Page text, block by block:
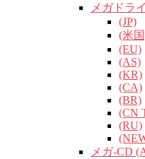
メガドラ
(JP)
(米
(EU)
(AS)
(KR)
(CA)
(BR)
(CN
(RU)
メガ-CD